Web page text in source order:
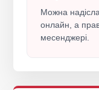
Можна
онлайн, а
месенджері.